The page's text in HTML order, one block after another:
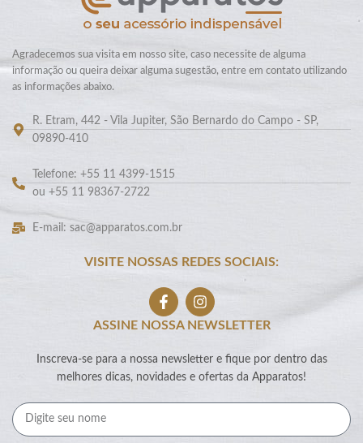
Agradecemos sua visita em nosso site, caso necessite de alguma
informação ou queira deixar alguma sugestão, entre em contato utilizando
as informações abaixo.
R. Etram, 442 - Vila Jupiter, São Bernardo do Campo - SP,
09890-410
Telefone: +55 11 4399-1515
ou +55 11 98367-2722
E-mail: sac@apparatos.com.br
VISITE NOSSAS REDES SOCIAIS:
ASSINE NOSSA NEWSLETTER
Inscreva-se para a nossa newsletter e fique por dentro das
melhores dicas, novidades e ofertas da Apparatos!